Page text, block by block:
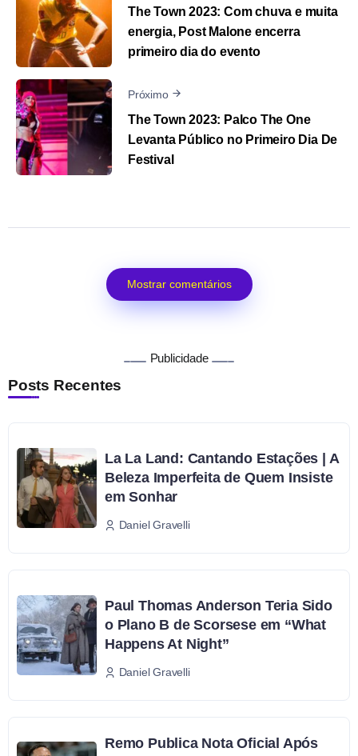
The Town 2023: Com chuva e muita
energia, Post Malone encerra
primeiro dia do evento
Próximo
The Town 2023: Palco The One
Levanta Público no Primeiro Dia De
Festival
Mostrar comentários
Publicidade
Posts Recentes
La La Land: Cantando Estações | A
Beleza Imperfeita de Quem Insiste
em Sonhar
Daniel Gravelli
Paul Thomas Anderson Teria Sido
o Plano B de Scorsese em “What
Happens At Night”
Daniel Gravelli
Remo Publica Nota Oficial Após